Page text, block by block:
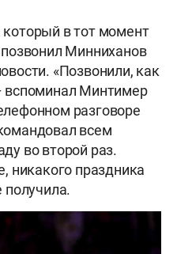
в тот момент
Минниханов
«Позвонили, как
вспоминал Минтимер
разговоре
всем
во второй раз.
никакого праздника
получила.